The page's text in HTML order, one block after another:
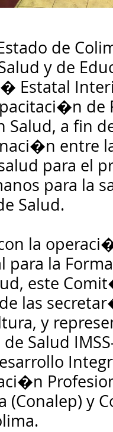
de
y de
Estatal
de
a fin
entre
para el
para la
Salud.
la
para la
este
las
y
de Salud
(Conalep) y